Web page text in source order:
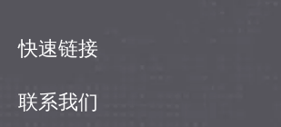
快速链接
联系我们